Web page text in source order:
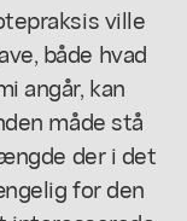
ville
både hvad
angår, kan
måde stå
der i det
for den